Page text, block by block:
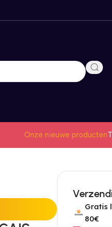
Onze nieuwe producten
Gratis
80€